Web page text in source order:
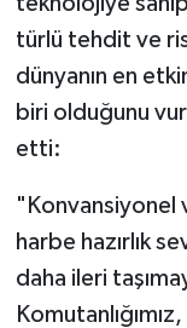
türlü tehdit ve
dünyanın en
biri olduğunu
etti:
"Konvansiyonel
harbe hazırlık
daha ileri